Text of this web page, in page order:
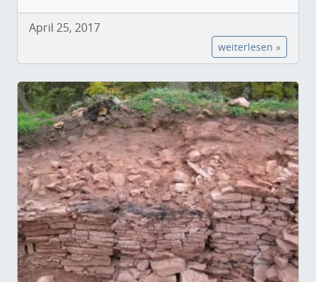
April 25, 2017
weiterlesen »